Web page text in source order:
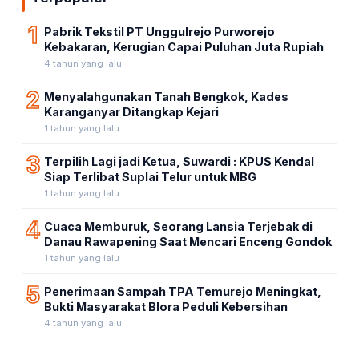
1 Pabrik Tekstil PT Unggulrejo Purworejo
Kebakaran, Kerugian Capai Puluhan Juta Rupiah
4 tahun yang lalu
2 Menyalahgunakan Tanah Bengkok, Kades
Karanganyar Ditangkap Kejari
1 tahun yang lalu
3 Terpilih Lagi jadi Ketua, Suwardi : KPUS Kendal
Siap Terlibat Suplai Telur untuk MBG
1 tahun yang lalu
4 Cuaca Memburuk, Seorang Lansia Terjebak di
Danau Rawapening Saat Mencari Enceng Gondok
1 tahun yang lalu
5 Penerimaan Sampah TPA Temurejo Meningkat,
Bukti Masyarakat Blora Peduli Kebersihan
4 tahun yang lalu